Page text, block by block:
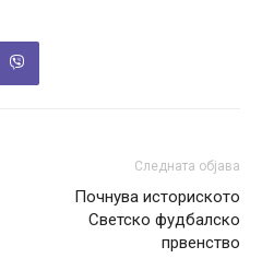
Следната објава
Почнува историското
Светско фудбалско
првенство